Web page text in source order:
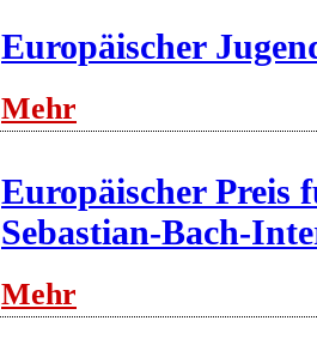
Europäischer
Mehr
Europäischer Preis
Sebastian-Bach-
Mehr